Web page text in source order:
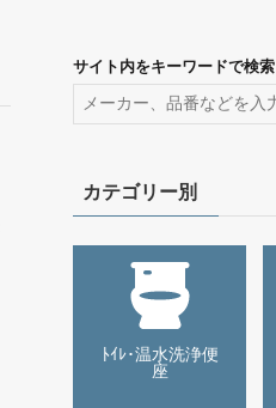
サイト内をキーワードで検索
カテゴリー別
ﾄｲﾚ･温水洗浄便
座